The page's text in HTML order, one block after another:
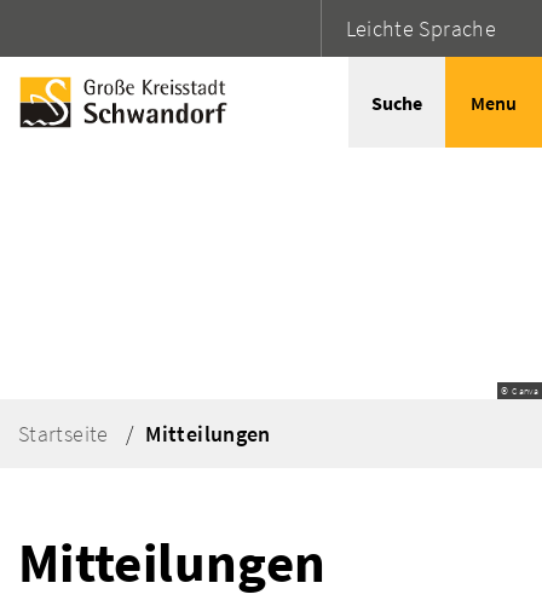
Leichte Sprache
Suche Menu
© Canva
Startseite Mitteilungen
Mitteilungen